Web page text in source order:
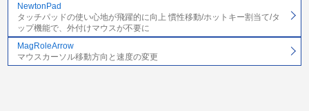
NewtonPad
タッチパッドの使い心地が飛躍的に向上 慣性移動/ホットキー割当て/タ
ップ機能で、外付けマウスが不要に
MagRoleArrow
マウスカーソル移動方向と速度の変更